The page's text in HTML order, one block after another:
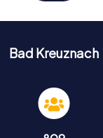
cultuur
Kreuznach
maar ook leerzaam.
de geschiedenis
en
Bad Kreuznach